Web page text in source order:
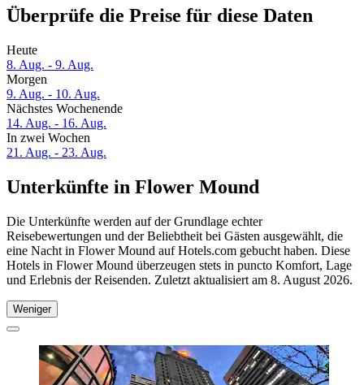
Überprüfe die Preise für diese Daten
Heute
8. Aug. - 9. Aug.
Morgen
9. Aug. - 10. Aug.
Nächstes Wochenende
14. Aug. - 16. Aug.
In zwei Wochen
21. Aug. - 23. Aug.
Unterkünfte in Flower Mound
Die Unterkünfte werden auf der Grundlage echter
Reisebewertungen und der Beliebtheit bei Gästen ausgewählt, die
eine Nacht in Flower Mound auf Hotels.com gebucht haben. Diese
Hotels in Flower Mound überzeugen stets in puncto Komfort, Lage
und Erlebnis der Reisenden. Zuletzt aktualisiert am 8. August 2026.
Weniger